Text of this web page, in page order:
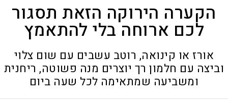
הקערה הירוקה הזאת תסגור
לכם ארוחה בלי להתאמץ
אורז או קינואה, רוטב עשבים עם שום צלוי
וביצה עם חלמון רך יוצרים מנה פשוטה, ריחנית
ומשביעה שמתאימה לכל שעה ביום